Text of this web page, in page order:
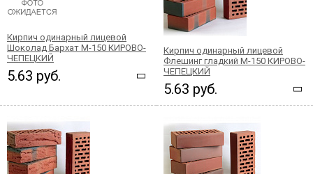
Кирпич одинарный лицевой
Шоколад Бархат М-150 КИРОВО-
ЧЕПЕЦКИЙ
5.63 руб.
Кирпич одинарный лицевой
Флешинг гладкий М-150 КИРОВО-
ЧЕПЕЦКИЙ
5.63 руб.